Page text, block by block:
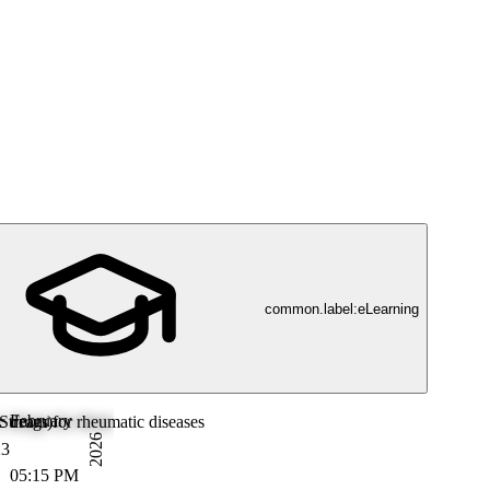
common.label:eLearning
February
05:15 PM
2026
for rheumatic diseases